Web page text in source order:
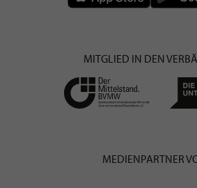
MITGLIED IN DEN
MEDIENPARTNER